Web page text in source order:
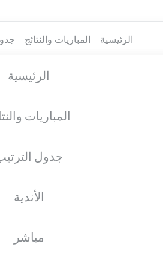
الرئيسية المباريات والنتائج
الرئيسية
المباريات
جدول
الأندية
مباشر